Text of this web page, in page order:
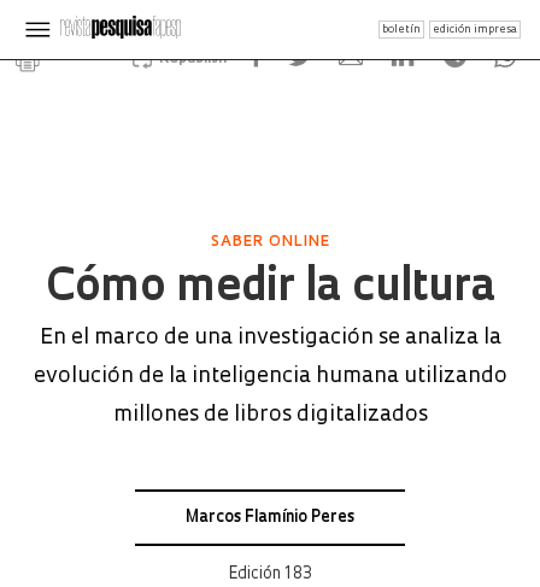
boletín edición impresa
Republish
SABER ONLINE
Cómo medir la cultura
En el marco de una investigación se analiza la
evolución de la inteligencia humana utilizando
millones de libros digitalizados
Marcos Flamínio Peres
Edición 183